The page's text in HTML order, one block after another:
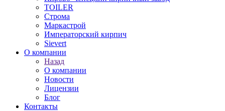
TOILER
Строма
Маркастрой
Императорский кирпич
Sievert
О компании
Назад
О компании
Новости
Лицензии
Блог
Контакты